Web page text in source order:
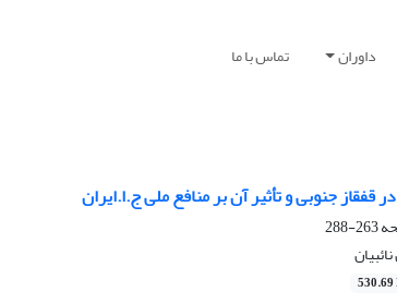
داوران تماس با ما
جنوبی و تأثیر آن بر منافع ملی ج.ا.ایران
263-288